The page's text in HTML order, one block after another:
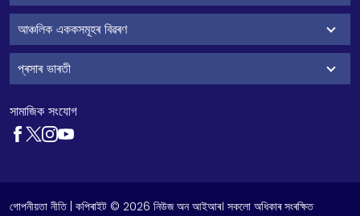
আঞ্চলিক এককসমূহৰ বিৱৰণ
প্ৰসাৰ ভাৰতী
সামাজিক সংযোগ
গোপনীয়তা নীতি| কপিৰাইট © 2026 নিউজ অন আইআৰ। সকলো অধিকাৰ সংৰক্ষিত